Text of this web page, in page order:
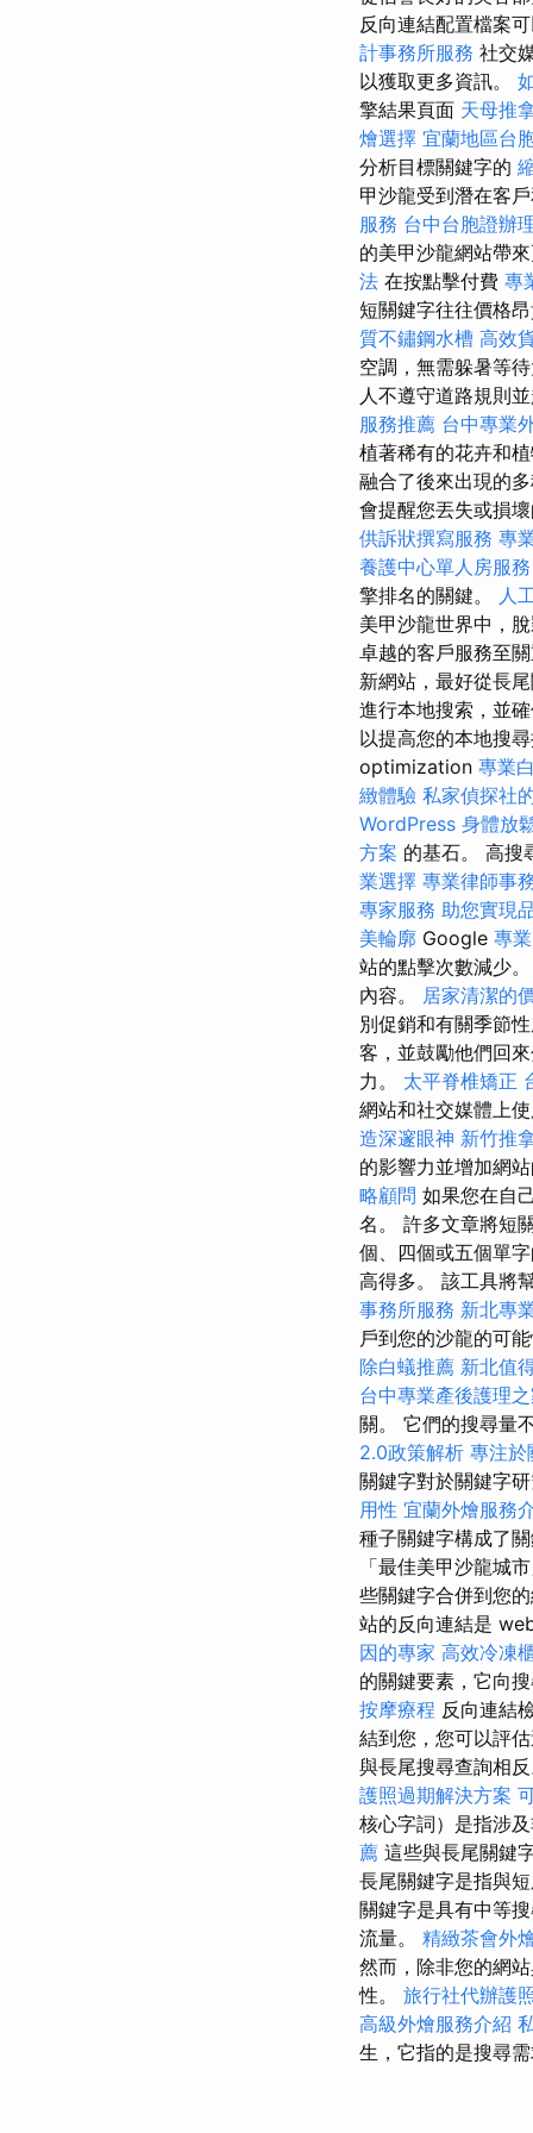
反向連結配置檔案
計事務所服務 社交
以獲取更多資訊。
擎結果頁面 天母推
燴選擇 宜蘭地區台
分析目標關鍵字的
甲沙龍受到潛在客
服務 台中台胞證辦
的美甲沙龍網站帶
法 在按點擊付費 專
短關鍵字往往價格
質不鏽鋼水槽 高效
空調，無需躲暑等
人不遵守道路規則並
服務推薦 台中專業
植著稀有的花卉和
融合了後來出現的
會提醒您丟失或損
供訴狀撰寫服務 專
養護中心單人房服務
擎排名的關鍵。
人
美甲沙龍世界中，
卓越的客戶服務至
新網站，最好從長
進行本地搜索，並
以提高您的本地搜
optimization 專業
緻體驗 私家偵探社
WordPress 身體放
方案 的基石。 高搜
業選擇 專業律師事
專家服務 助您實現
美輪廓 Google 專
站的點擊次數減少。
內容。 居家清潔的
別促銷和有關季節
客，並鼓勵他們回
力。 太平脊椎矯正
網站和社交媒體上
造深邃眼神 新竹推
的影響力並增加網站
略顧問 如果您在自
名。 許多文章將短
個、四個或五個單
高得多。 該工具將
事務所服務 新北專
戶到您的沙龍的可能
除白蟻推薦 新北值
台中專業產後護理
關。 它們的搜尋量
2.0政策解析 專注於
關鍵字對於關鍵字
用性 宜蘭外燴服務
種子關鍵字構成了
「最佳美甲沙龍城
些關鍵字合併到您
站的反向連結是
因的專家 高效冷凍
的關鍵要素，它向
按摩療程 反向連結
結到您，您可以評
與長尾搜尋查詢相
護照過期解決方案
核心字詞）是指涉
薦 這些與長尾關鍵
長尾關鍵字是指與
關鍵字是具有中等
流量。 精緻茶會外
然而，除非您的網
性。 旅行社代辦護
高級外燴服務介紹
生，它指的是搜尋需